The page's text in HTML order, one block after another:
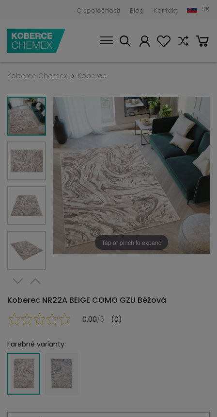
O spoločnosti Blog Kontakt SK
Koberce Chemex Koberce
Tap or pinch to expand
Koberec NR22A BEIGE COMO GZU Béžová
0,00/5 (0)
Farebné varianty: